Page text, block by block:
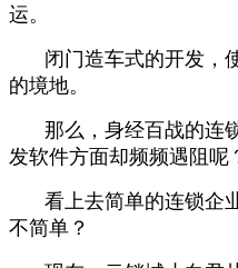
运。
闭门造车式的开发，
的境地。
那么，身经百战的连
发软件方面却频频遇阻呢
看上去简单的连锁企
不简单？